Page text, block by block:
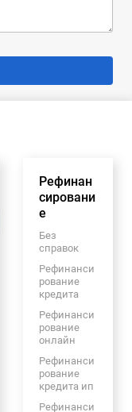
Рефинан
сировани
е
Без
справок
Рефинанси
рование
кредита
Рефинанси
рование
онлайн
Рефинанси
рование
кредита ип
Рефинанси